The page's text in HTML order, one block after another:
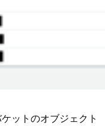
ットのオブジェクト